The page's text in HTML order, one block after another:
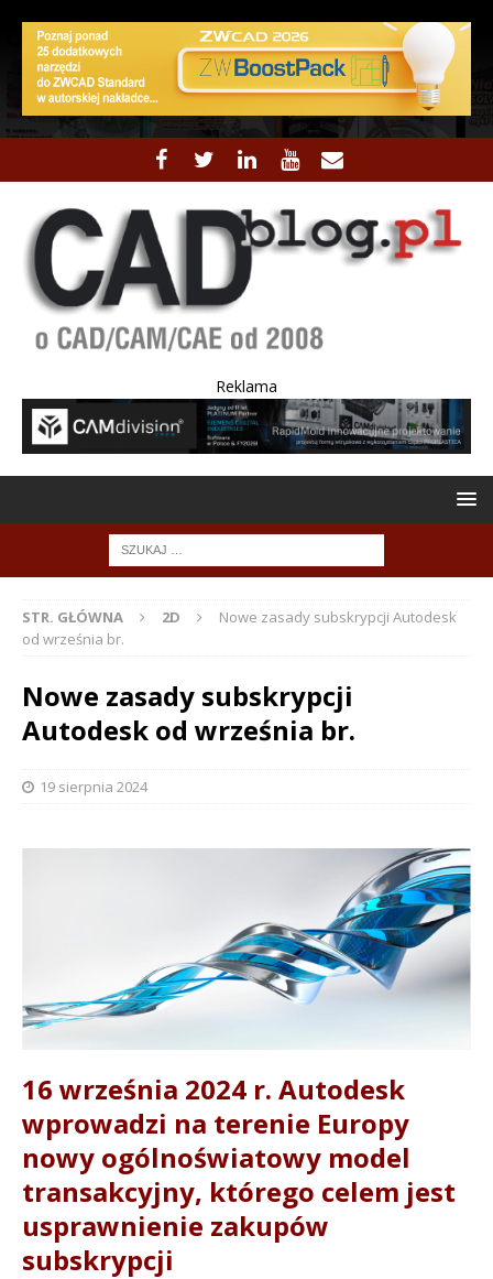
Reklama
STR. GŁÓWNA 2D
Nowe zasady subskrypcji Autodesk
od września br.
Nowe zasady subskrypcji
Autodesk od września br.
19 sierpnia 2024
16 września 2024 r. Autodesk
wprowadzi na terenie Europy
nowy ogólnoświatowy model
transakcyjny, którego celem jest
usprawnienie zakupów
subskrypcji